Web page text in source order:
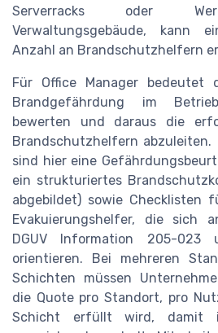
Serverracks oder
Verwaltungsgebäude, kann
Anzahl an Brandschutzhelfern
Für Office Manager bedeutet
Brandgefährdung im
bewerten und daraus die
Brandschutzhelfern
sind hier eine
ein strukturiertes
abgebildet) sowie Checklisten
Evakuierungshelfer, die sich
DGUV Information 205-
orientieren. Bei mehreren
Schichten müssen
die Quote pro Standort, pro
Schicht erfüllt wird, damit